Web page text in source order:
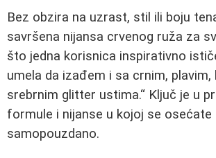
Bez obzira na uzrast, stil ili boju
savršena nijansa crvenog ruža za
što jedna korisnica inspirativno
umela da izađem i sa crnim, plavim,
srebrnim glitter ustima.
Ključ je u
formule i nijanse u kojoj se osećate
samopouzdano.